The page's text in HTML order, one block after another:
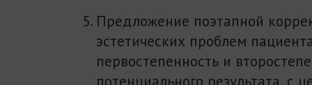
Предложение поэтапной
эстетических проблем
первостепенность и
потенциального результата, с